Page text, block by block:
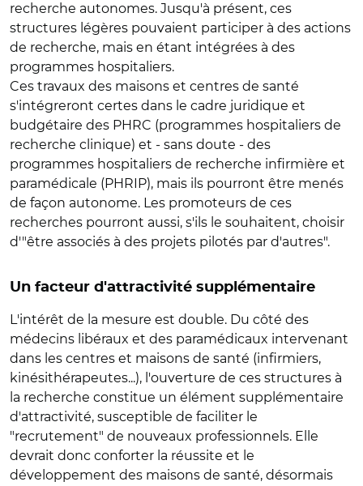
recherche autonomes. Jusqu'à présent, ces
structures légères pouvaient participer à des actions
de recherche, mais en étant intégrées à des
programmes hospitaliers.
Ces travaux des maisons et centres de santé
s'intégreront certes dans le cadre juridique et
budgétaire des PHRC (programmes hospitaliers de
recherche clinique) et - sans doute - des
programmes hospitaliers de recherche infirmière et
paramédicale (PHRIP), mais ils pourront être menés
de façon autonome. Les promoteurs de ces
recherches pourront aussi, s'ils le souhaitent, choisir
d'"être associés à des projets pilotés par d'autres".
Un facteur d'attractivité supplémentaire
L'intérêt de la mesure est double. Du côté des
médecins libéraux et des paramédicaux intervenant
dans les centres et maisons de santé (infirmiers,
kinésithérapeutes...), l'ouverture de ces structures à
la recherche constitue un élément supplémentaire
d'attractivité, susceptible de faciliter le
"recrutement" de nouveaux professionnels. Elle
devrait donc conforter la réussite et le
développement des maisons de santé, désormais